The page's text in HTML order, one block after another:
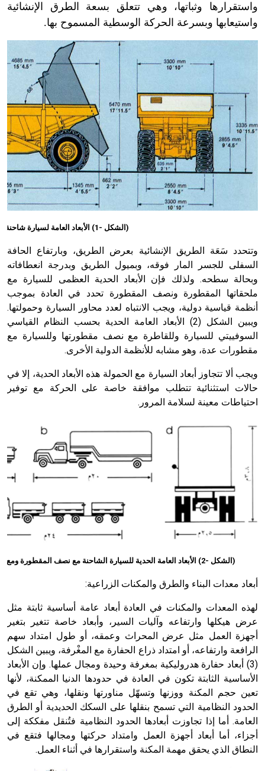
واستقرارها وثباتها، وهي تتعلق بسعة الطرق الإنشائية
واستيعابها وبسرعة الحركة الوسطية المسموح بها.
(الشكل -1) الأبعاد العامة لسيارة شاحنة قلابة
وتتحدد سَعَة الطريق الإنشائية بعرض الطريق، وبارتفاع الحافة
السفلى للجسر المار فوقه، وبميول الطريق وبدرجة انعطافاته
وبحالة سطحه. ولذلك فإن الأبعاد الحدية العظمى للسيارة مع
ملحقاتها المقطورة ونصف المقطورة تحدد في العادة بموجب
أنظمة قياسية دولية، ويجب الانتباه لعدد محاور السيارة وحمولتها.
ويبين الشكل (2) الأبعاد العامة الحدية بحسب النظام القياسي
السوفييتي للسيارة وللقاطرة مع نصف مقطورتها وللسيارة مع
مقطورات عدة، وهو مشابه للأنظمة الدولية الأخرى.
ويجب ألا تتجاوز أبعاد السيارة مع الحمولة هذه الأبعاد الحدية، إلا في
حالات استثنائية تتطلب موافقة خاصة على الحركة مع توفير
احتياطات معينة لسلامة المرور.
(الشكل -2) الأبعاد العامة الحدية للسيارة الشاحنة مع نصف المقطورة ومع مقطورات عدة
أبعاد معدات البناء والطرق والمكنات الزراعية:
لهذه المعدات والمكنات في العادة أبعاد عامة أساسية ثابتة مثل
عرض هيكلها وارتفاعه وآليات السير، وأبعاد خاصة تتغير بتغير
أجهزة العمل مثل عرض المحراث وعمقه، أو طول امتداد سهم
الرافعة وارتفاعه، أو امتداد ذراع الحفارة مع المغْرفة، ويبين الشكل
(3) أبعاد حفارة هدروليكية بمغرفة وحيدة ومجال عملها. وإن الأبعاد
الأساسية الثابتة تكون في العادة في حدودها الدنيا الممكنة، لأنها
تعين حجم المكنة ووزنها وتسهّل مناورتها ونقلها، وهي تقع في
الحدود النظامية التي تسمح بنقلها على السكك الحديدية أو الطرق
العامة. أما إذا تجاوزت أبعادها الحدود النظامية فتُنقل مفككة إلى
أجزاء، أما أبعاد أجهزة العمل وامتداد حركتها ومجالها فتقع في
النطاق الذي يحقق مهمة المكنة واستقرارها في أثناء العمل.